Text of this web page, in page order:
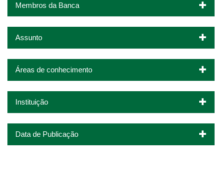
Membros da Banca
Assunto
Áreas de conhecimento
Instituição
Data de Publicação